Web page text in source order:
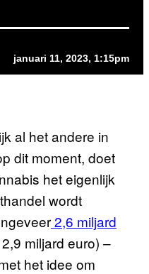
januari 11, 2023, 1:15pm
al het andere in
dit moment, doet
het eigenlijk
wordt
2,6 miljard
miljard euro) –
het idee om